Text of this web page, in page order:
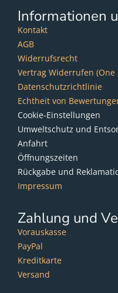
Informationen
Kontakt
AGB
Widerrufsrecht
Vertrag Widerrufen (One
Datenschutzrichtlinie
Echtheit von
Cookie-Einstellungen
Umweltschutz und
Anfahrt
Öffnungszeiten
Rückgabe und
Impressum
Zahlung und
Vorauskasse
PayPal
Kreditkarte
Versand